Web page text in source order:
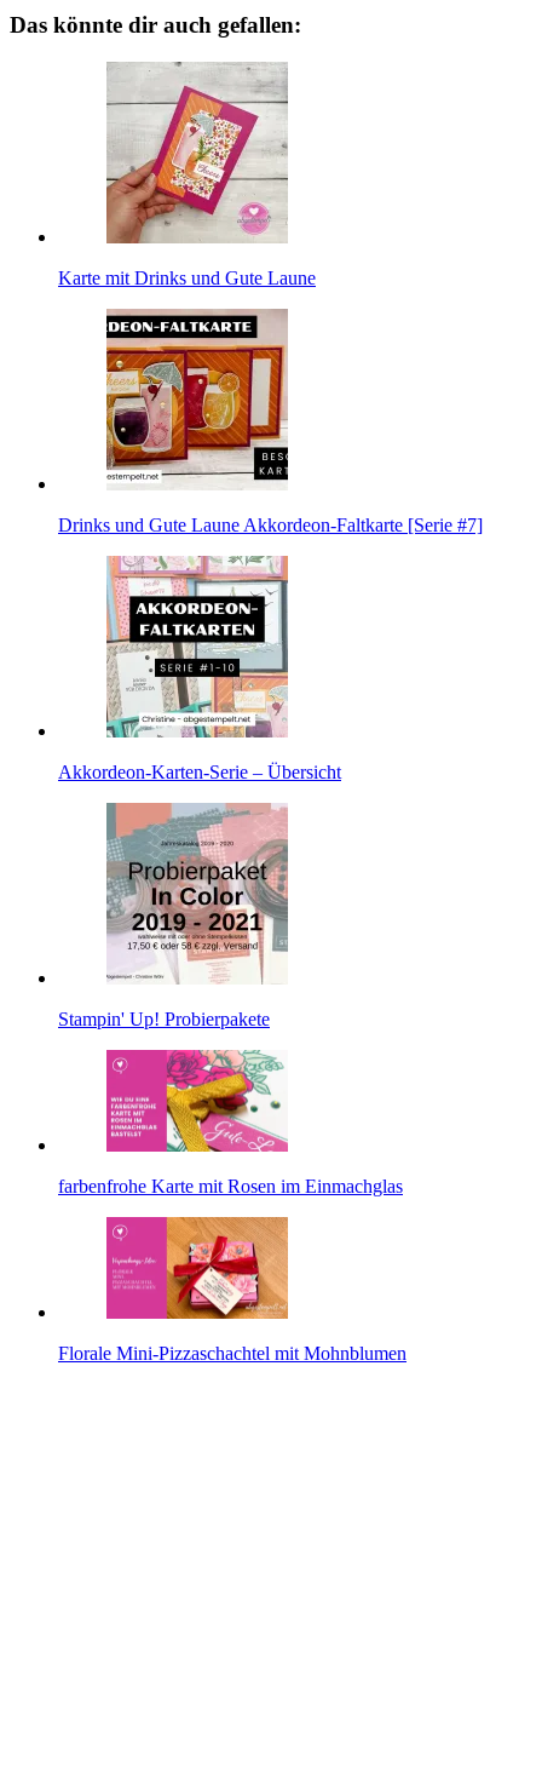
Das könnte dir auch gefallen:
Karte mit Drinks und Gute Laune
Drinks und Gute Laune Akkordeon-Faltkarte [Serie #7]
Akkordeon-Karten-Serie – Übersicht
Stampin' Up! Probierpakete
farbenfrohe Karte mit Rosen im Einmachglas
Florale Mini-Pizzaschachtel mit Mohnblumen